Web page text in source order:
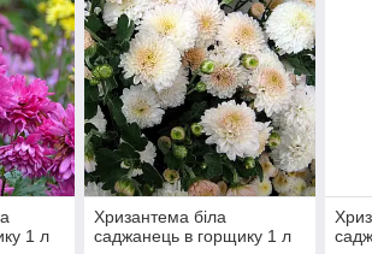
1 л
Хризантема біла
саджанець в горщику 1 л